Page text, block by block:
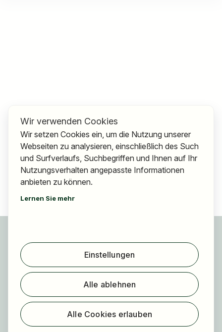
Jobs finden
Arbeitgeber finden
Registrierung
Für Arbeitgeber
Wir verwenden Cookies
Wir setzen Cookies ein, um die Nutzung unserer
Webseiten zu analysieren, einschließlich des Such
und Surfverlaufs, Suchbegriffen und Ihnen auf Ihr
Nutzungsverhalten angepasste Informationen
anbieten zu können.
Lernen Sie mehr
Einstellungen
Alle ablehnen
Alle Cookies erlauben